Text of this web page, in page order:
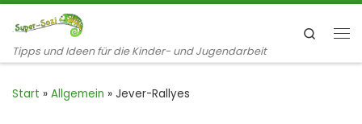
Zum Inhalt springen
Tipps und Ideen für die Kinder- und Jugendarbeit
Search
Start » Allgemein » Jever-Rallyes